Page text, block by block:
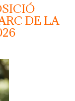
DE LA